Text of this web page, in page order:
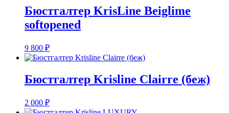
Бюстгалтер KrisLine Beiglime
softopened
9 800 ₽
Бюстгалтер Krisline Clairre (беж)
2 000 ₽